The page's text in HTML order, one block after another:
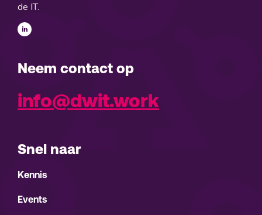
de IT.
Neem contact op
info@dwit.work
Snel naar
Kennis
Events